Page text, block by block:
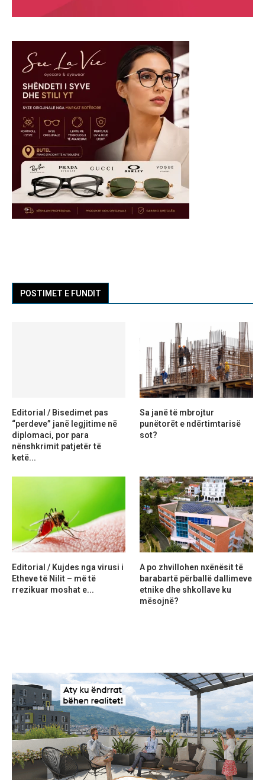
POSTIMET E FUNDIT
Editorial / Bisedimet pas
“perdeve” janë legjitime në
diplomaci, por para
nënshkrimit patjetër të
ketë...
Sa janë të mbrojtur
punëtorët e ndërtimtarisë
sot?
Editorial / Kujdes nga virusi i
Etheve të Nilit – më të
rrezikuar moshat e...
A po zhvillohen nxënësit të
barabartë përballë dallimeve
etnike dhe shkollave ku
mësojnë?